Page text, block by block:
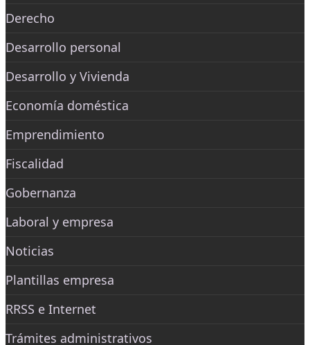
Derecho
Desarrollo personal
Desarrollo y Vivienda
Economía doméstica
Emprendimiento
Fiscalidad
Gobernanza
Laboral y empresa
Noticias
Plantillas empresa
RRSS e Internet
Trámites administrativos